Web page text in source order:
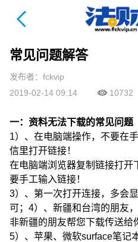
法财课
常见问题解答
发布者：fckvip
2019-02-14 09:14
10732
一：资料无法下载的常见问题
1）、在电脑端操作，不要在
信里打开链接！
在电脑端浏览器复制链接打开
要手工输入链接！
3）、第一次打开连接，多会
可；4）、新疆和台湾的朋友
非新疆的朋友帮您下载传送给
5）、苹果、微软surface笔记